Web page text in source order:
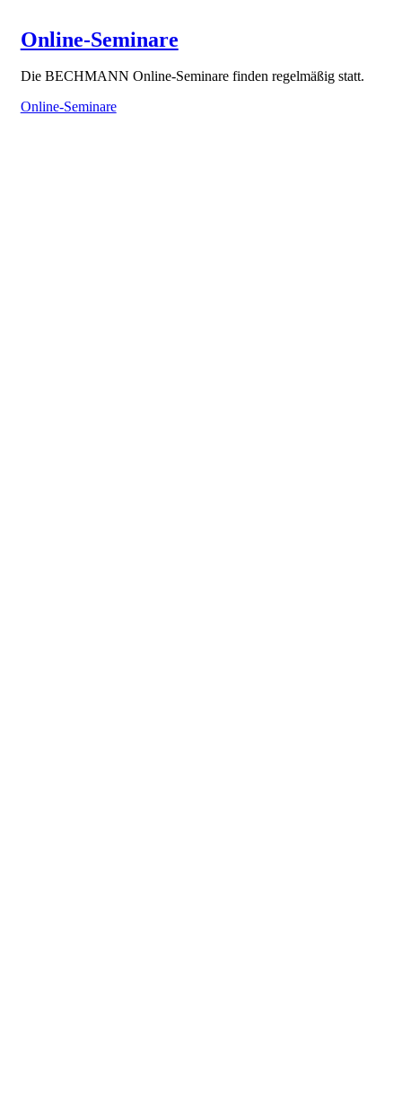
Online-Seminare
Die BECHMANN Online-Seminare finden regelmäßig statt.
Online-Seminare